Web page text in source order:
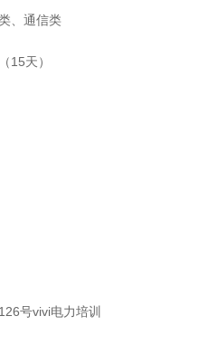
、通信类
15天）
号vivi电力培训